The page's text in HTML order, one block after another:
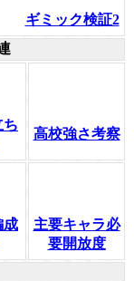
ギミック検証2
ち
高校強さ考察
成
主要キャラ必
要開放度